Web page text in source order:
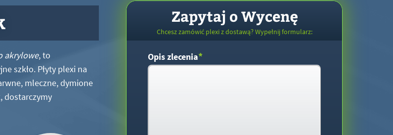
akrylowe, to
szkło. Płyty plexi na
mleczne, dymione
dostarczymy
Zapytaj o Wycenę
Chcesz zamówić plexi z dostawą? Wypełnij formularz:
Opis zlecenia*